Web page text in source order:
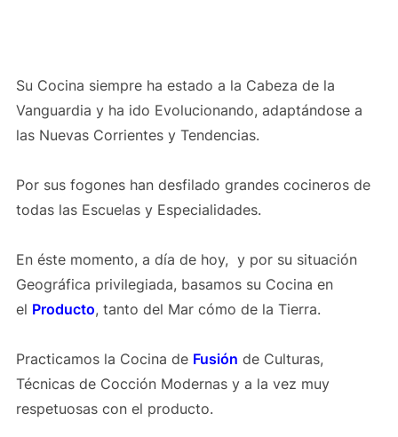
Su Cocina siempre ha estado a la Cabeza de la
Vanguardia y ha ido Evolucionando, adaptándose a
las Nuevas Corrientes y Tendencias.
Por sus fogones han desfilado grandes cocineros de
todas las Escuelas y Especialidades.
En éste momento, a día de hoy, y por su situación
Geográfica privilegiada, basamos su Cocina en
el Producto, tanto del Mar cómo de la Tierra.
Practicamos la Cocina de Fusión de Culturas,
Técnicas de Cocción Modernas y a la vez muy
respetuosas con el producto.